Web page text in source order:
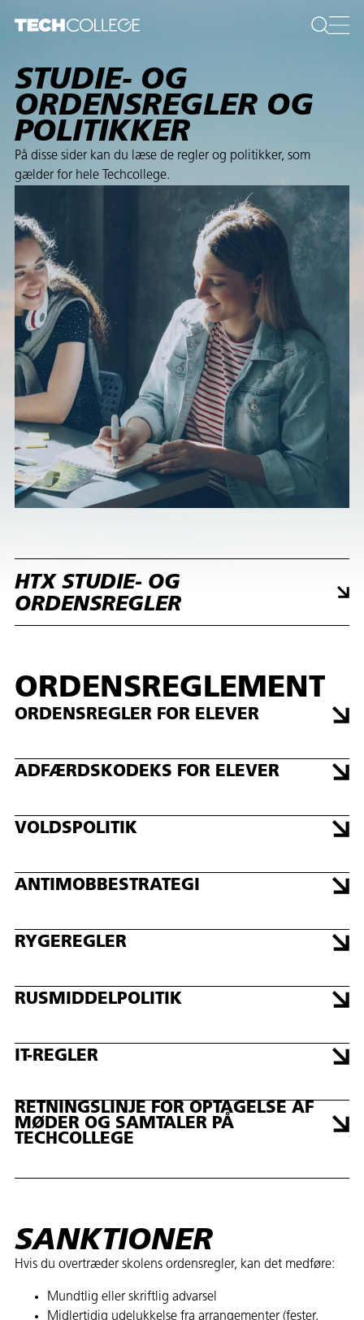
STUDIE- OG
ORDENSREGLER OG
POLITIKKER
På disse sider kan du læse de regler og politikker, som
gælder for hele Techcollege.
HTX STUDIE- OG
ORDENSREGLER
ORDENSREGLEMENT
ORDENSREGLER FOR ELEVER
ADFÆRDSKODEKS FOR ELEVER
VOLDSPOLITIK
ANTIMOBBESTRATEGI
RYGEREGLER
RUSMIDDELPOLITIK
IT-REGLER
RETNINGSLINJE FOR OPTAGELSE AF
MØDER OG SAMTALER PÅ
TECHCOLLEGE
SANKTIONER
Hvis du overtræder skolens ordensregler, kan det medføre:
Mundtlig eller skriftlig advarsel
Midlertidig udelukkelse fra arrangementer (fester,